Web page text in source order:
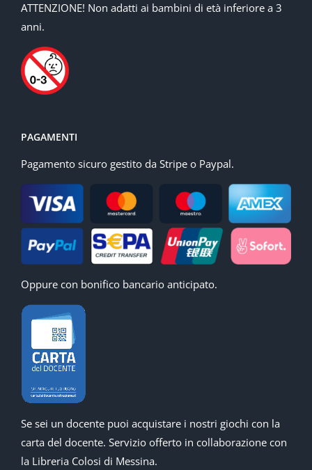
ATTENZIONE! Non adatti ai bambini di età inferiore a 3
anni.
PAGAMENTI
Pagamento sicuro gestito da Stripe o Paypal.
Oppure con bonifico bancario anticipato.
Se sei un docente puoi acquistare i nostri giochi con la
carta del docente. Servizio offerto in collaborazione con
la Libreria Colosi di Messina.